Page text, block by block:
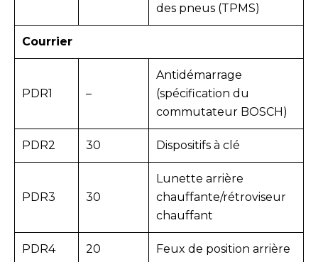
des pneus (TPMS)
Courrier
PDR1 –
Antidémarrage
(spécification du
commutateur BOSCH)
PDR2 30 Dispositifs à clé
PDR3 30
Lunette arrière
chauffante/rétroviseur
chauffant
PDR4 20 Feux de position arrière